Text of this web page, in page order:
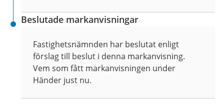
Beslutade markanvisningar
Fastighetsnämnden har beslutat enligt
förslag till beslut i denna markanvisning.
Vem som fått markanvisningen under
Händer just nu.